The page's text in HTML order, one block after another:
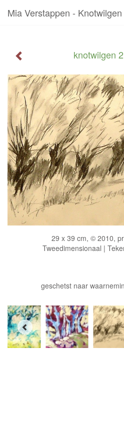
knotwilgen
29 x 39 cm, © 2010,
Tweedimensionaal |
geschetst naar